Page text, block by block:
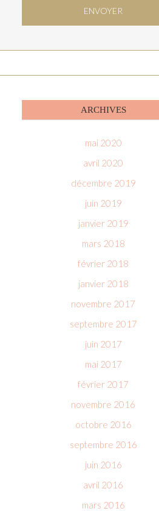
ARCHIVES
mai 2020
avril 2020
décembre 2019
juin 2019
janvier 2019
mars 2018
février 2018
janvier 2018
novembre 2017
septembre 2017
juin 2017
mai 2017
février 2017
novembre 2016
octobre 2016
septembre 2016
juin 2016
avril 2016
mars 2016